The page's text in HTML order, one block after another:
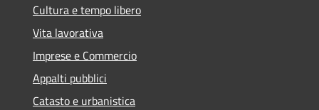
Cultura e tempo libero
Vita lavorativa
Imprese e Commercio
Appalti pubblici
Catasto e urbanistica